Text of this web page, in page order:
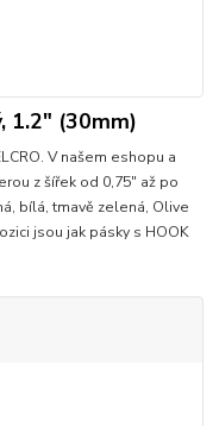
1.2" (30mm)
V našem eshopu a
z šířek od 0,75" až po
bílá, tmavě zelená, Olive
jsou jak pásky s HOOK